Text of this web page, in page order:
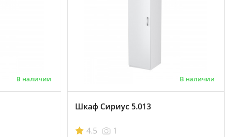
В наличии В наличии
Шкаф Сириус 5.013
4.5
1